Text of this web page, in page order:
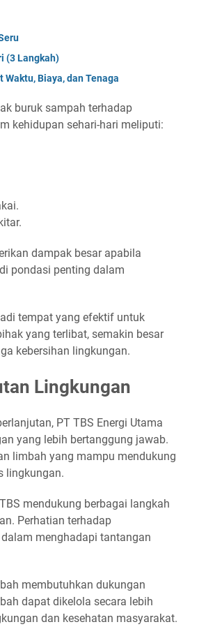
(3 Langkah)
Biaya, dan Tenaga
buruk sampah terhadap
kehidupan sehari-hari meliputi:
dampak besar apabila
pondasi penting dalam
tempat yang efektif untuk
yang terlibat, semakin besar
kebersihan lingkungan.
Lingkungan
PT TBS Energi Utama
yang lebih bertanggung jawab.
limbah yang mampu mendukung
lingkungan.
mendukung berbagai langkah
Perhatian terhadap
menghadapi tantangan
membutuhkan dukungan
dapat dikelola secara lebih
dan kesehatan masyarakat.